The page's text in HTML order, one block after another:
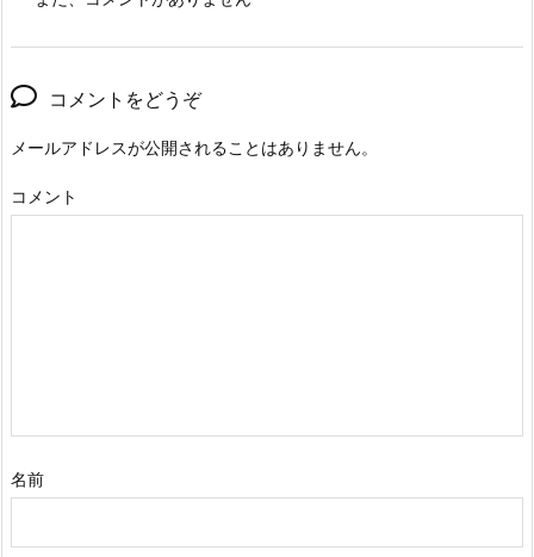
コメントをどうぞ
メールアドレスが公開されることはありません。
コメント
名前